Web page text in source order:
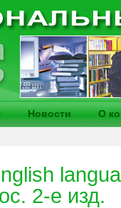
Новости О
2-е изд.